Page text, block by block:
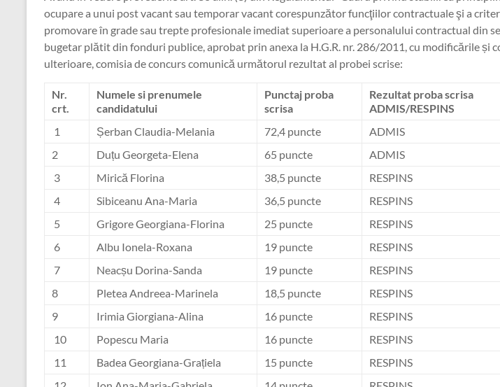
ocupare a unui post vacant sau temporar vacant corespunzător funcţiilor contractuale şi a
promovare în grade sau trepte profesionale imediat superioare a personalului contractual din
bugetar plătit din fonduri publice, aprobat prin anexa la H.G.R. nr. 286/2011, cu modificările și
ulterioare, comisia de concurs comunică următorul rezultat al probei scrise:
Nr.
crt.
Numele si prenumele
candidatului
Punctaj proba
scrisa
Rezultat proba scrisa
ADMIS/RESPINS
1
Șerban Claudia-Melania 72,4 puncte
ADMIS
2
Duțu Georgeta-Elena 65 puncte
ADMIS
3
Mirică Florina 38,5 puncte
RESPINS
4
Sibiceanu Ana-Maria 36,5 puncte
RESPINS
5
Grigore Georgiana-Florina 25 puncte
RESPINS
6
Albu Ionela-Roxana 19 puncte
RESPINS
7
Neacșu Dorina-Sanda 19 puncte
RESPINS
8
Pletea Andreea-Marinela 18,5 puncte
RESPINS
9
Irimia Giorgiana-Alina 16 puncte
RESPINS
10
Popescu Maria 16 puncte
RESPINS
11
Badea Georgiana-Grațiela 15 puncte
RESPINS